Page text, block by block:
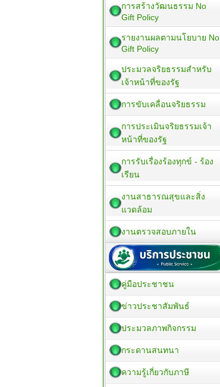
การสร้างวัฒนธรรม No
Gift Policy
รายงานผลตามนโยบาย No
Gift Policy
ประมวลจริยธรรมสำหรับ
เจ้าหน้าที่ของรัฐ
การขับเคลื่อนจริยธรรม
การประเมินจริยธรรมเจ้า
หน้าที่ของรัฐ
การรับเรื่องร้องทุกข์ - ร้อง
เรียน
งานสาธารณสุขและสิ่ง
แวดล้อม
งานตรวจสอบภายใน
คู่มือประชาชน
ข่าวประชาสัมพันธ์
ประมวลภาพกิจกรรม
กระดานสนทนา
ความรู้เกี่ยวกับภาษี